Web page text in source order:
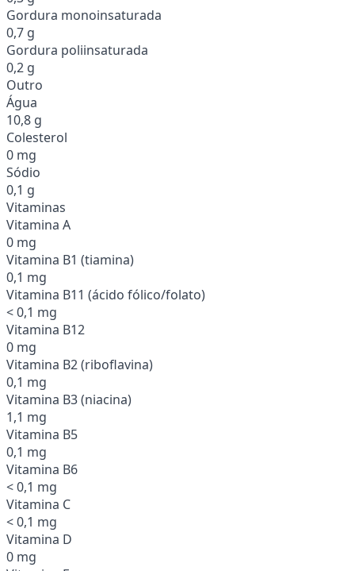
Gordura monoinsaturada
0,7 g
Gordura poliinsaturada
0,2 g
Outro
Água
10,8 g
Colesterol
0 mg
Sódio
0,1 g
Vitaminas
Vitamina A
0 mg
Vitamina B1 (tiamina)
0,1 mg
Vitamina B11 (ácido fólico/folato)
< 0,1 mg
Vitamina B12
0 mg
Vitamina B2 (riboflavina)
0,1 mg
Vitamina B3 (niacina)
1,1 mg
Vitamina B5
0,1 mg
Vitamina B6
< 0,1 mg
Vitamina C
< 0,1 mg
Vitamina D
0 mg